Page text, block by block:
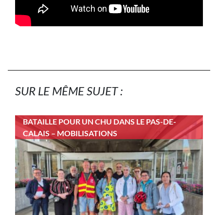
SUR LE MÊME SUJET :
BATAILLE POUR UN CHU DANS LE PAS-DE-
CALAIS – MOBILISATIONS